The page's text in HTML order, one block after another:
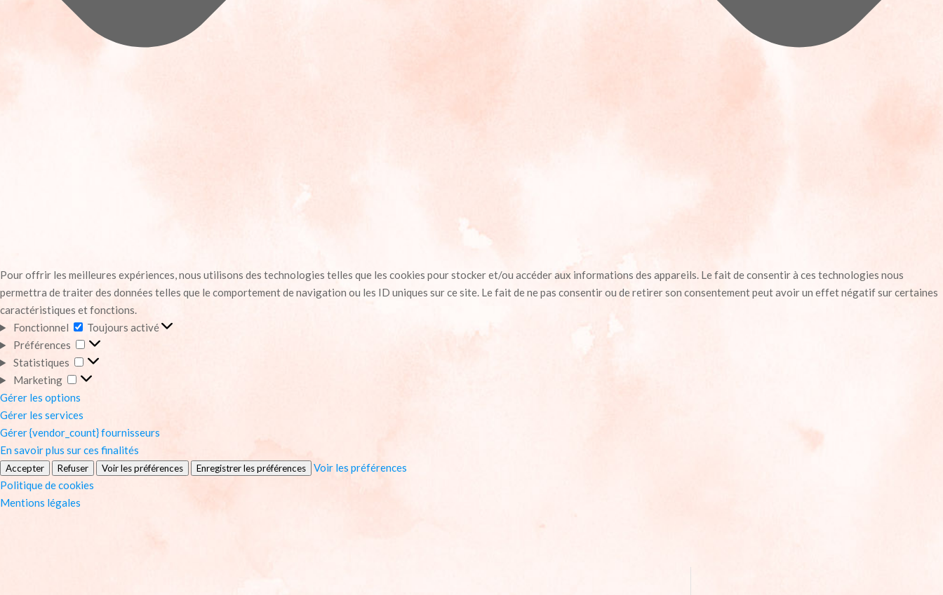
Pour offrir les meilleures expériences, nous utilisons des technologies telles que les cookies pour stocker et/ou accéder aux informations des appareils. Le fait de consentir à ces technologies nous
permettra de traiter des données telles que le comportement de navigation ou les ID uniques sur ce site. Le fait de ne pas consentir ou de retirer son consentement peut avoir un effet négatif sur certaines
caractéristiques et fonctions.
Fonctionnel
Fonctionnel
Toujours activé
Préférences
Préférences
Statistiques
Statistiques
Marketing
Marketing
Gérer les options
Gérer les services
Gérer {vendor_count} fournisseurs
En savoir plus sur ces finalités
Accepter Refuser Voir les préférences Enregistrer les préférences
Voir les préférences
Politique de cookies
Mentions légales